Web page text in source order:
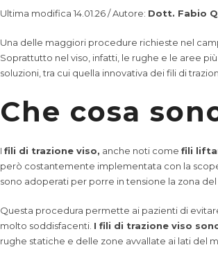
Ultima modifica 14.01.26 / Autore: Dott. Fabio
Una delle maggiori procedure richieste nel
Soprattutto nel viso, infatti, le rughe e le aree
soluzioni, tra cui quella innovativa dei fili di
Che cosa
I fili di trazione viso, anche noti come fili
però costantemente implementata con la
sono adoperati per porre in tensione la zona
Questa procedura permette ai pazienti di
molto soddisfacenti. I fili di trazione viso
rughe statiche e delle zone avvallate ai lati del